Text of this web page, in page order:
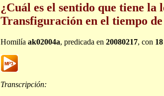
¿Cuál es el sentido que tiene la
Transfiguración en el tiempo
Homilía ak02004a, predicada en 20080217, con 18
Transcripción: